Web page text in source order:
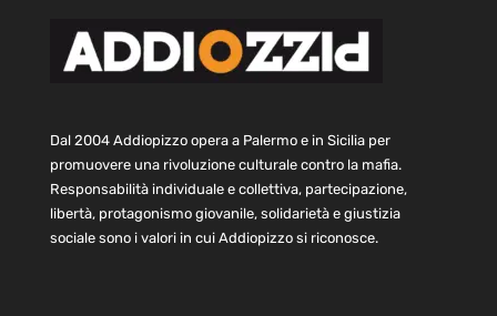
Dal 2004 Addiopizzo opera a Palermo e in Sicilia per
promuovere una rivoluzione culturale contro la mafia.
Responsabilità individuale e collettiva, partecipazione,
libertà, protagonismo giovanile, solidarietà e giustizia
sociale sono i valori in cui Addiopizzo si riconosce.